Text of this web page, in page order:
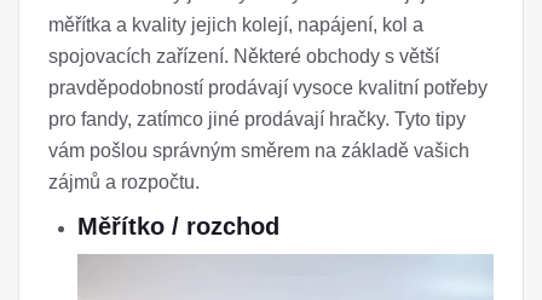
měřítka a kvality jejich kolejí, napájení, kol a
spojovacích zařízení. Některé obchody s větší
pravděpodobností prodávají vysoce kvalitní potřeby
pro fandy, zatímco jiné prodávají hračky. Tyto tipy
vám pošlou správným směrem na základě vašich
zájmů a rozpočtu.
Měřítko / rozchod